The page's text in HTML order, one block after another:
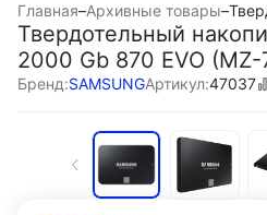
Главная–Архивные товары–
Твердотельный
2000 Gb 870 EVO (MZ-
Бренд:SAMSUNGАртикул:47037